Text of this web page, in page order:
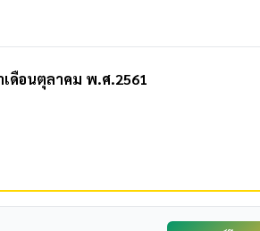
เดือนตุลาคม พ.ศ.2561